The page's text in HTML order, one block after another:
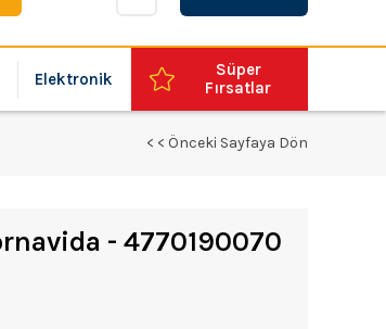
Elektronik
Süper
Fırsatlar
< < Önceki Sayfaya Dön
- 4770190070